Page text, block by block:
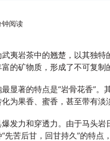
钟阅读
夷岩茶中的翘楚，以其独
的矿物质，形成了不可复制
显著的特点是“岩骨花香”
为果香、蜜香，甚至带有
发力和穿透力。由于马头
先苦后甘，回甘持久”的特点